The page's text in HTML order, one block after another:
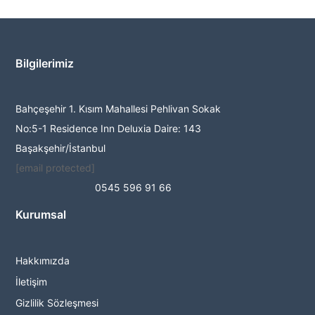
Bilgilerimiz
Bahçeşehir 1. Kısım Mahallesi Pehlivan Sokak
No:5-1 Residence Inn Deluxia Daire: 143
Başakşehir/İstanbul
[email protected]
0545 596 91 66
Kurumsal
Hakkımızda
İletişim
Gizlilik Sözleşmesi